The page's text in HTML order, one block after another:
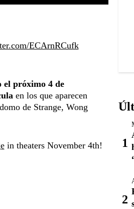
ECArnRCufk
el próximo 4 de
en los que aparecen
de Strange, Wong
in theaters November 4th!